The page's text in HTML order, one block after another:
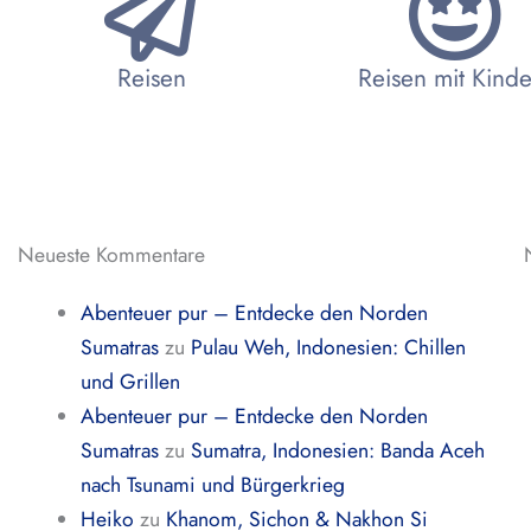
Reisen Reisen mit
Neueste Kommentare
Abenteuer pur – Entdecke den Norden
Sumatraszu Pulau Weh, Indonesien: Chillen
und Grillen
Abenteuer pur – Entdecke den Norden
Sumatraszu Sumatra, Indonesien: Banda Aceh
nach Tsunami und Bürgerkrieg
Heiko zu Khanom, Sichon & Nakhon Si